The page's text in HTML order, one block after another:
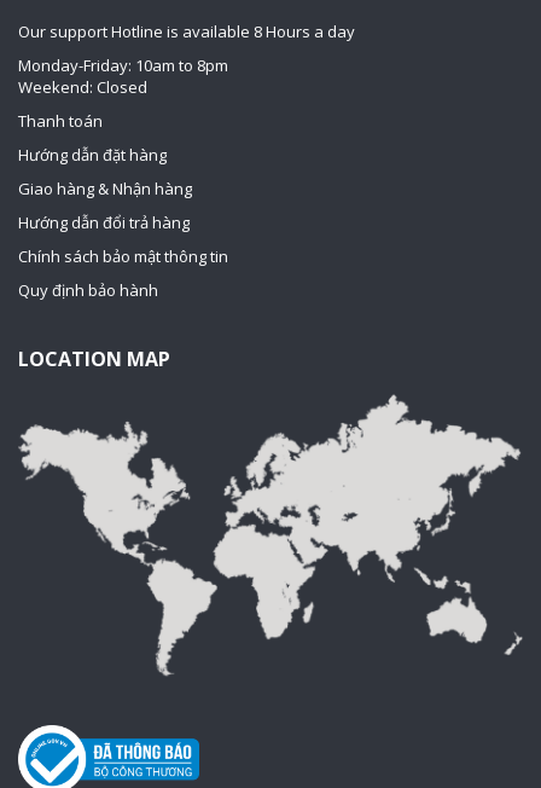
Our support Hotline is available 8 Hours a day
Monday-Friday: 10am to 8pm
Weekend: Closed
Thanh toán
Hướng dẫn đặt hàng
Giao hàng & Nhận hàng
Hướng dẫn đổi trả hàng
Chính sách bảo mật thông tin
Quy định bảo hành
LOCATION MAP